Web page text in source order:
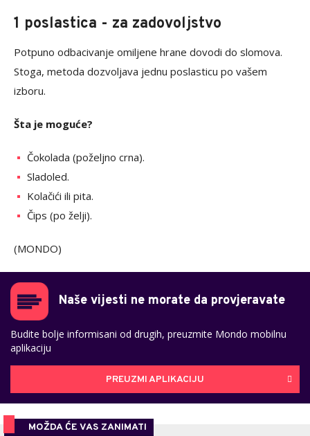
1 poslastica - za zadovoljstvo
Potpuno odbacivanje omiljene hrane dovodi do slomova.
Stoga, metoda dozvoljava jednu poslasticu po vašem
izboru.
Šta je moguće?
Čokolada (poželjno crna).
Sladoled.
Kolačići ili pita.
Čips (po želji).
(MONDO)
Naše vijesti ne morate da provjeravate
Budite bolje informisani od drugih, preuzmite Mondo mobilnu
aplikaciju
PREUZMI APLIKACIJU
MOŽDA ĆE VAS ZANIMATI